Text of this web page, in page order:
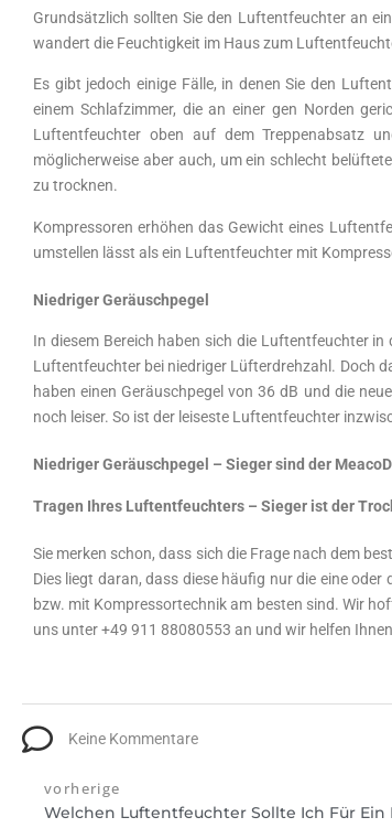
Grundsätzlich sollten Sie den Luftentfeuchter an
wandert die Feuchtigkeit im Haus zum
Es gibt jedoch einige Fälle, in denen Sie den
einem Schlafzimmer, die an einer gen Norden
Luftentfeuchter oben auf dem Treppenabsatz
möglicherweise aber auch, um ein schlecht
zu trocknen.
Kompressoren erhöhen das Gewicht eines
umstellen lässt als ein Luftentfeuchter mit
Niedriger Geräuschpegel
In diesem Bereich haben sich die Luftentfeuchter
Luftentfeuchter bei niedriger Lüfterdrehzahl. Doch
haben einen Geräuschpegel von 36 dB und die
noch leiser. So ist der leiseste Luftentfeuchter
Niedriger Geräuschpegel – Sieger sind der
Tragen Ihres Luftentfeuchters – Sieger ist der
Sie merken schon, dass sich die Frage nach dem
Dies liegt daran, dass diese häufig nur die eine
bzw. mit Kompressortechnik am besten sind. Wir
uns unter +49 911 88080553 an und wir helfen
Keine Kommentare
vorherige